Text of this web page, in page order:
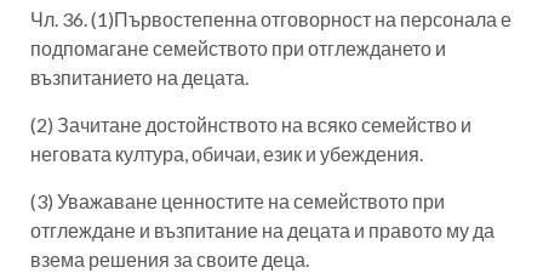
Чл. 36. (1)Първостепенна отговорност на персонала е
подпомагане семейството при отглеждането и
възпитанието на децата.
(2) Зачитане достойнството на всяко семейство и
неговата култура, обичаи, език и убеждения.
(3) Уважаване ценностите на семейството при
отглеждане и възпитание на децата и правото му да
взема решения за своите деца.